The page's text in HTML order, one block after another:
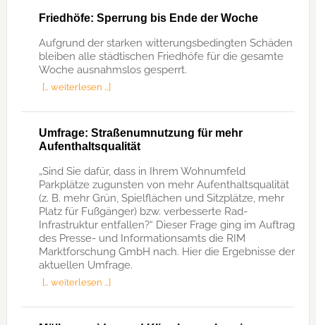
Friedhöfe: Sperrung bis Ende der Woche
Aufgrund der starken witterungsbedingten Schäden
bleiben alle städtischen Friedhöfe für die gesamte
Woche ausnahmslos gesperrt.
[… weiterlesen …]
Umfrage: Straßenumnutzung für mehr
Aufenthaltsqualität
„Sind Sie dafür, dass in Ihrem Wohnumfeld
Parkplätze zugunsten von mehr Aufenthaltsqualität
(z. B. mehr Grün, Spielflächen und Sitzplätze, mehr
Platz für Fußgänger) bzw. verbesserte Rad-
Infrastruktur entfallen?“ Dieser Frage ging im Auftrag
des Presse- und Informationsamts die RIM
Marktforschung GmbH nach. Hier die Ergebnisse der
aktuellen Umfrage.
[… weiterlesen …]